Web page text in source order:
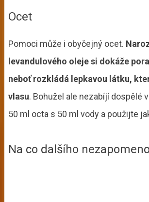
Ocet
Pomoci může i obyčejný ocet.
levandulového oleje si dokáže
neboť rozkládá lepkavou látku,
vlasu. Bohužel ale nezabíjí dospělé
50 ml octa s 50 ml vody a použijte
Na co dalšího